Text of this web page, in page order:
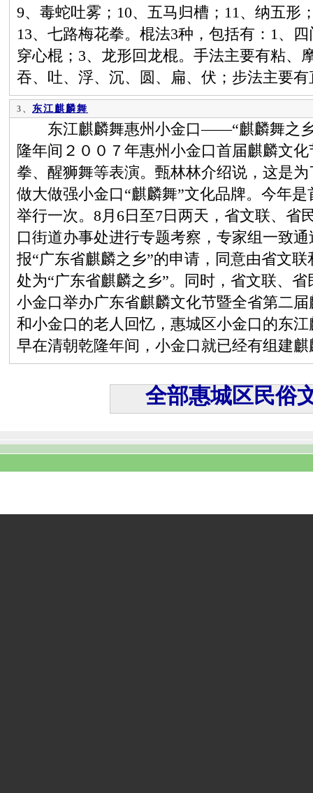
9、毒蛇吐雾；10、五马归槽；11、纳五形
13、七路梅花拳。棍法3种，包括有：1、
穿心棍；3、龙形回龙棍。手法主要有粘、
吞、吐、浮、沉、圆、扁、伏；步法主要
3、 东江麒麟舞
东江麒麟舞惠州小金口——“麒麟舞之乡
隆年间２００７年惠州小金口首届麒麟文
拳、醒狮舞等表演。甄林林介绍说，这是
做大做强小金口“麒麟舞”文化品牌。今年
举行一次。8月6日至7日两天，省文联、省
口街道办事处进行专题考察，专家组一致
报“广东省麒麟之乡”的申请，同意由省文
处为“广东省麒麟之乡”。同时，省文联、省
小金口举办广东省麒麟文化节暨全省第二
和小金口的老人回忆，惠城区小金口的东
早在清朝乾隆年间，小金口就已经有组建
全部惠城区民俗